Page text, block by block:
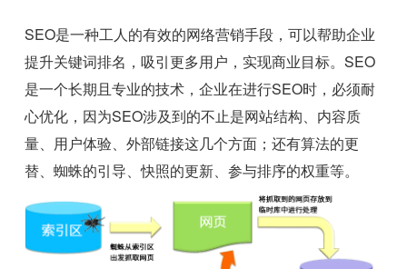
SEO是一种工人的有效的网络营销手段，可以帮助企业
提升关键词排名，吸引更多用户，实现商业目标。SEO
是一个长期且专业的技术，企业在进行SEO时，必须耐
心优化，因为SEO涉及到的不止是网站结构、内容质
量、用户体验、外部链接这几个方面；还有算法的更
替、蜘蛛的引导、快照的更新、参与排序的权重等。